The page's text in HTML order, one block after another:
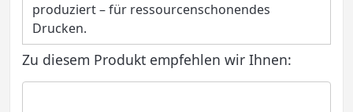
produziert – für ressourcenschonendes
Drucken.
Zu diesem Produkt empfehlen wir Ihnen: